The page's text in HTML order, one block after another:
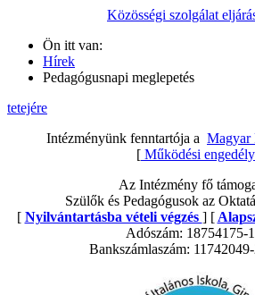
Közösségi szolgálat
Ön itt van:
Hírek
Pedagógusnapi meglepetés
tetejére
Intézményünk fenntartója a Magyar
[ Működési engedély
Az Intézmény fő
Szülők és Pedagógusok az
[ Nyilvántartásba vételi végzés ] [
Adószám: 18754175-
Bankszámlaszám: